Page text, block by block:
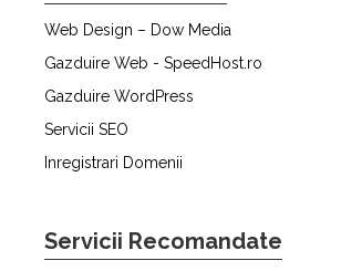
Web Design – Dow Media
Gazduire Web - SpeedHost.ro
Gazduire WordPress
Servicii SEO
Inregistrari Domenii
Servicii Recomandate